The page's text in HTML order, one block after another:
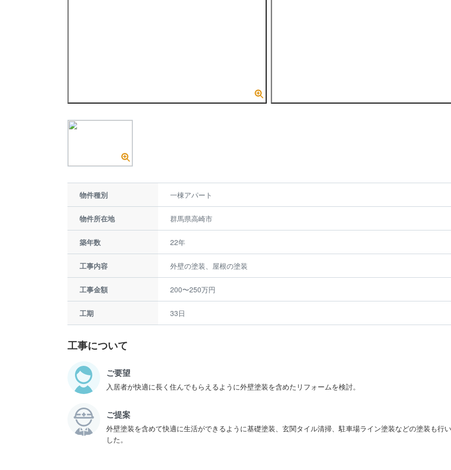
物件種別 一棟アパート
物件所在地 群馬県高崎市
築年数 22年
工事内容 外壁の塗装、屋根の塗装
工事金額 200〜250万円
工期 33日
工事について
ご要望
入居者が快適に長く住んでもらえるように外壁塗装を含めたリフォームを検討。
ご提案
外壁塗装を含めて快適に生活ができるように基礎塗装、玄関タイル清掃、駐車場ライン塗装などの塗装も行
した。